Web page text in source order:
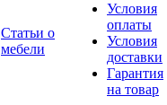
Статьи о
мебели
Условия
оплаты
Условия
доставки
Гарантия
на товар